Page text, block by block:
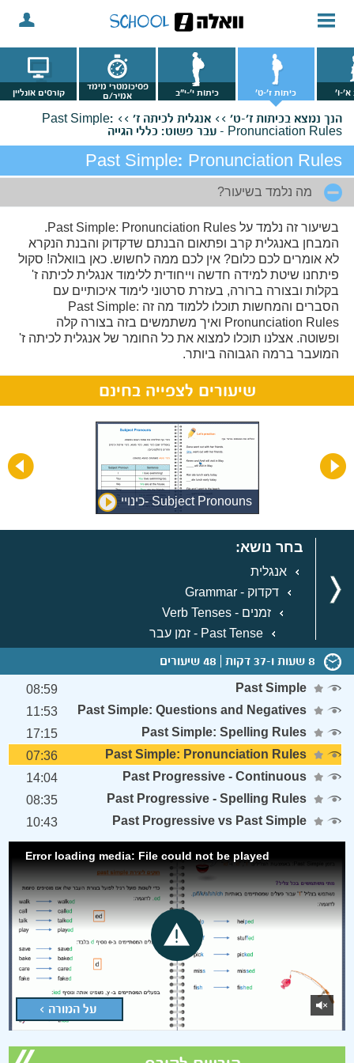
א'-ו' כיתות ז'-ט' כיתות י'-י"ב
פסיכומטרי מימד
אמיר/ם
קורסים אונליין
הנך נמצא בכיתות ז'-ט' >> אנגלית לכיתה ז' >> Past Simple:
Pronunciation Rules - עבר פשוט: כללי הגייה
Past Simple: Pronunciation Rules
מה נלמד בשיעור?
בשיעור זה נלמד על Past Simple: Pronunciation Rules.
המבחן באנגלית קרב ופתאום הבנתם שדקדוק והבנת הנקרא
לא אומרים לכם כלום? אין לכם ממה לחשוש. כאן בוואלה! סקול
פיתחנו שיטת למידה חדשה וייחודית ללימוד אנגלית לכיתה ז'
בקלות ובצורה ברורה, בעזרת סרטוני לימוד איכותיים עם
הסברים והמחשות תוכלו ללמוד מה זה Past Simple:
Pronunciation Rules ואיך משתמשים בזה בצורה קלה
ופשוטה. אצלנו תוכלו למצוא את כל החומר של אנגלית לכיתה ז'
המועבר ברמה הגבוהה ביותר.
שיעורים לצפייה בחינם
Subject Pronouns -כינויי
בחר נושא:
אנגלית
דקדוק - Grammar
זמנים - Verb Tenses
Past Tense - זמן עבר
8 שעות ו-37 דקות 48 שיעורים
Past Simple
08:59
Past Simple: Questions and Negatives
11:53
Past Simple: Spelling Rules
17:15
Past Simple: Pronunciation Rules
07:36
Past Progressive - Continuous
14:04
Past Progressive - Spelling Rules
08:35
Past Progressive vs Past Simple
10:43
על המורה >
Error loading media: File could not be played